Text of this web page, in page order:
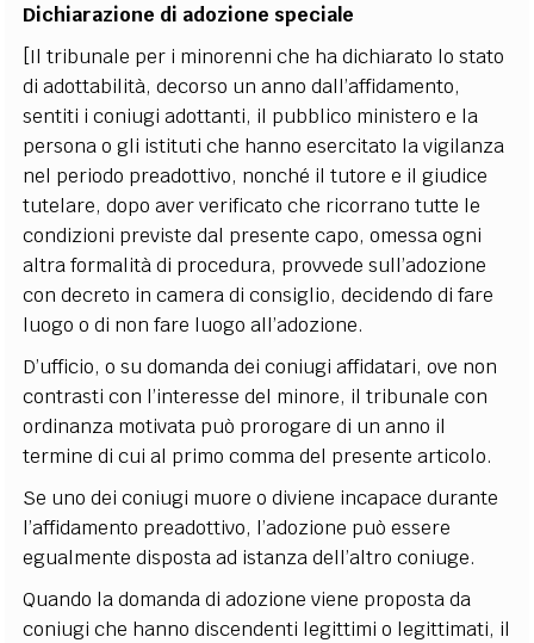
Dichiarazione di adozione speciale
[Il tribunale per i minorenni che ha dichiarato lo stato
di adottabilità, decorso un anno dall’affidamento,
sentiti i coniugi adottanti, il pubblico ministero e la
persona o gli istituti che hanno esercitato la vigilanza
nel periodo preadottivo, nonché il tutore e il giudice
tutelare, dopo aver verificato che ricorrano tutte le
condizioni previste dal presente capo, omessa ogni
altra formalità di procedura, provvede sull’adozione
con decreto in camera di consiglio, decidendo di fare
luogo o di non fare luogo all’adozione.
D’ufficio, o su domanda dei coniugi affidatari, ove non
contrasti con l’interesse del minore, il tribunale con
ordinanza motivata può prorogare di un anno il
termine di cui al primo comma del presente articolo.
Se uno dei coniugi muore o diviene incapace durante
l’affidamento preadottivo, l’adozione può essere
egualmente disposta ad istanza dell’altro coniuge.
Quando la domanda di adozione viene proposta da
coniugi che hanno discendenti legittimi o legittimati, il